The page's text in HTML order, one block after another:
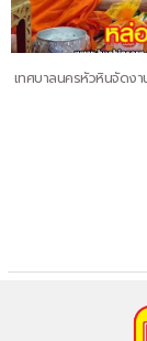
เทศบาลนครหัวหินจัดง